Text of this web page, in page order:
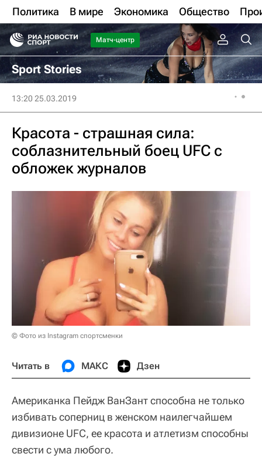
Политика В мире Экономика Общество
Матч-центр
Sport Stories
13:20 25.03.2019
Красота - страшная сила:
соблазнительный боец UFC с
обложек журналов
© Фото из Instagram спортсменки
Читать в МАКС Дзен
Американка Пейдж ВанЗант способна не только
избивать соперниц в женском наилегчайшем
дивизионе UFC, ее красота и атлетизм способны
свести с ума любого.